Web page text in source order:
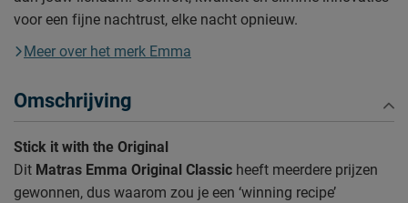
voor een fijne nachtrust, elke nacht opnieuw.
Meer over het merk Emma
Omschrijving
Stick it with the Original
Dit Matras Emma Original Classic heeft meerdere prijzen
gewonnen, dus waarom zou je een ‘winning recipe’